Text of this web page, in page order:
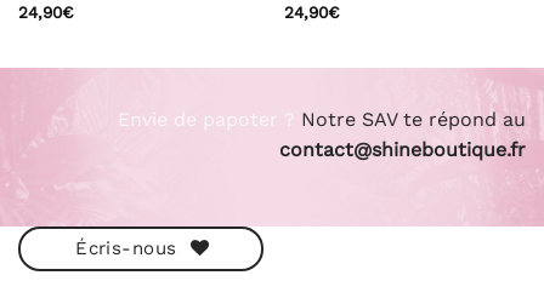
Note4.75
24,90€ Note4.75
24,90€
Envie de papoter ? Notre SAV te répond au
contact@shineboutique.fr
Écris-nous